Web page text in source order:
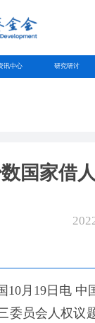
讯中心 研究研讨
国家借
月19日电 中
委员会人权议